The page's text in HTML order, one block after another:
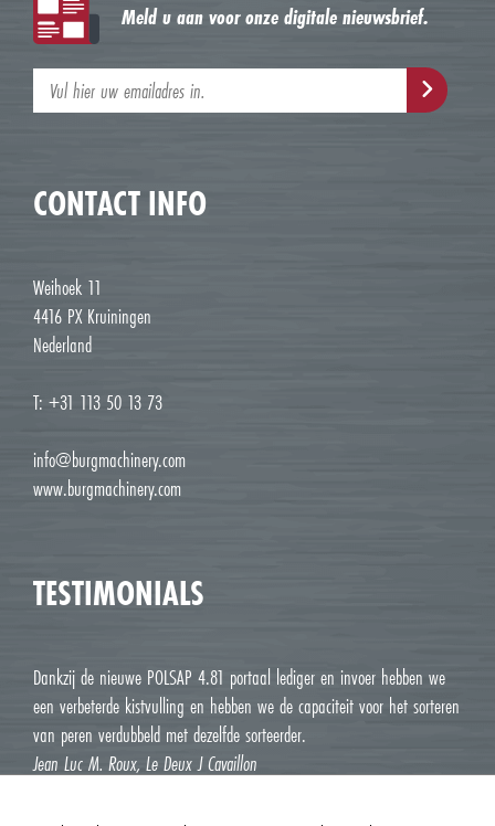
Meld u aan voor onze digitale nieuwsbrief.
CONTACT INFO
Weihoek 11
4416 PX Kruiningen
Nederland
T: +31 113 50 13 73
info@burgmachinery.com
www.burgmachinery.com
TESTIMONIALS
Dankzij de nieuwe POLSAP 4.81 portaal lediger en invoer hebben we
een verbeterde kistvulling en hebben we de capaciteit voor het sorteren
van peren verdubbeld met dezelfde sorteerder.
Jean Luc M. Roux, Le Deux J Cavaillon